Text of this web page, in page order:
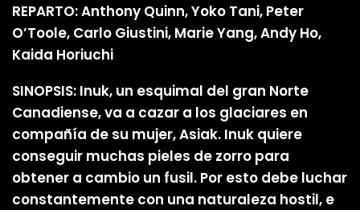
REPARTO: Anthony Quinn, Yoko Tani, Peter
O’Toole, Carlo Giustini, Marie Yang, Andy Ho,
Kaida Horiuchi
SINOPSIS: Inuk, un esquimal del gran Norte
Canadiense, va a cazar a los glaciares en
compañía de su mujer, Asiak. Inuk quiere
conseguir muchas pieles de zorro para
obtener a cambio un fusil. Por esto debe luchar
constantemente con una naturaleza hostil, e